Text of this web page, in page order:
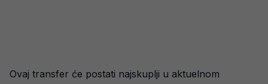
Ovaj transfer će postati najskuplji u aktuelnom